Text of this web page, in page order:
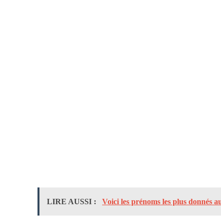
LIRE AUSSI : Voici les prénoms les plus donnés